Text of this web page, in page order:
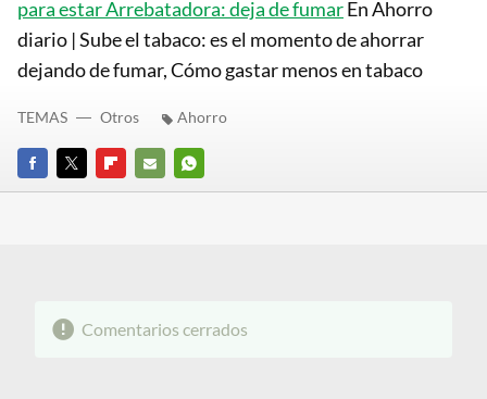
para estar Arrebatadora: deja de fumarEn Ahorro
diario | Sube el tabaco: es el momento de ahorrar
dejando de fumar, Cómo gastar menos en tabaco
FACEBOOK
TWITTERFLIPBOARD
E-
WHATSAPP
TEMAS Otros Ahorro
Comentarios cerrados